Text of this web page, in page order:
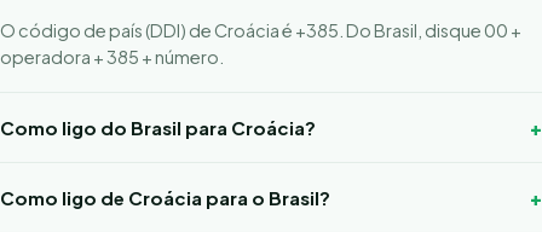
O código de país (DDI) de Croácia é +385. Do Brasil, disque 00 +
operadora + 385 + número.
Como ligo do Brasil para Croácia?
Como ligo de Croácia para o Brasil?